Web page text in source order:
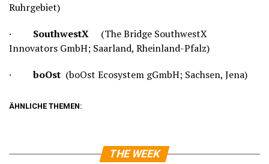
Ruhrgebiet)
· SouthwestX (The Bridge SouthwestX
Innovators GmbH; Saarland, Rheinland-Pfalz)
·boOst (boOst Ecosystem gGmbH; Sachsen, Jena)
ÄHNLICHE THEMEN:
THE WEEK